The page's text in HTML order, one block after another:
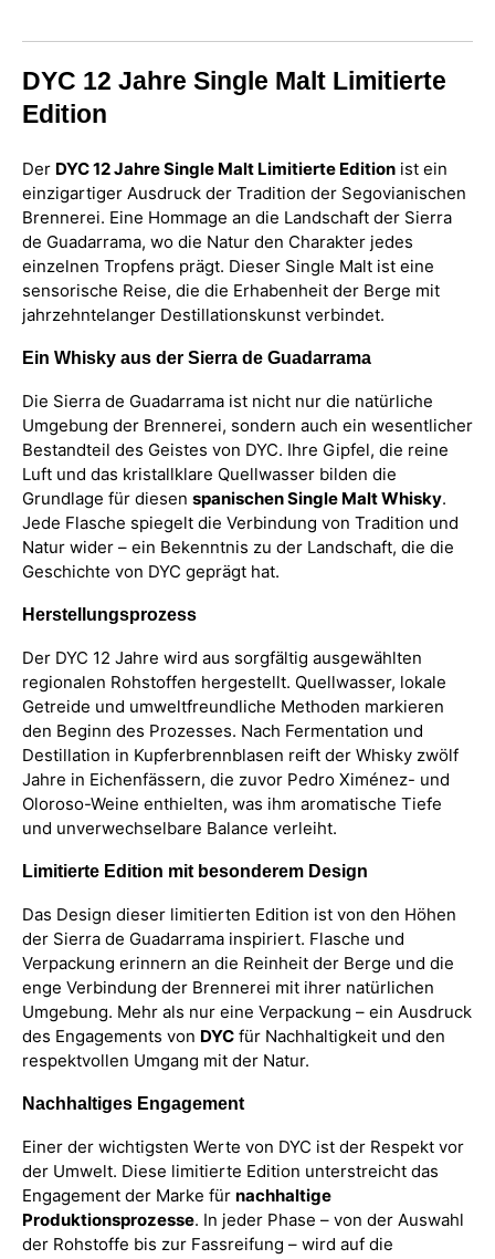
DYC 12 Jahre Single Malt Limitierte
Edition
Der DYC 12 Jahre Single Malt Limitierte Edition ist ein
einzigartiger Ausdruck der Tradition der Segovianischen
Brennerei. Eine Hommage an die Landschaft der Sierra
de Guadarrama, wo die Natur den Charakter jedes
einzelnen Tropfens prägt. Dieser Single Malt ist eine
sensorische Reise, die die Erhabenheit der Berge mit
jahrzehntelanger Destillationskunst verbindet.
Ein Whisky aus der Sierra de Guadarrama
Die Sierra de Guadarrama ist nicht nur die natürliche
Umgebung der Brennerei, sondern auch ein wesentlicher
Bestandteil des Geistes von DYC. Ihre Gipfel, die reine
Luft und das kristallklare Quellwasser bilden die
Grundlage für diesen spanischen Single Malt Whisky.
Jede Flasche spiegelt die Verbindung von Tradition und
Natur wider – ein Bekenntnis zu der Landschaft, die die
Geschichte von DYC geprägt hat.
Herstellungsprozess
Der DYC 12 Jahre wird aus sorgfältig ausgewählten
regionalen Rohstoffen hergestellt. Quellwasser, lokale
Getreide und umweltfreundliche Methoden markieren
den Beginn des Prozesses. Nach Fermentation und
Destillation in Kupferbrennblasen reift der Whisky zwölf
Jahre in Eichenfässern, die zuvor Pedro Ximénez- und
Oloroso-Weine enthielten, was ihm aromatische Tiefe
und unverwechselbare Balance verleiht.
Limitierte Edition mit besonderem Design
Das Design dieser limitierten Edition ist von den Höhen
der Sierra de Guadarrama inspiriert. Flasche und
Verpackung erinnern an die Reinheit der Berge und die
enge Verbindung der Brennerei mit ihrer natürlichen
Umgebung. Mehr als nur eine Verpackung – ein Ausdruck
des Engagements von DYC für Nachhaltigkeit und den
respektvollen Umgang mit der Natur.
Nachhaltiges Engagement
Einer der wichtigsten Werte von DYC ist der Respekt vor
der Umwelt. Diese limitierte Edition unterstreicht das
Engagement der Marke für nachhaltige
Produktionsprozesse. In jeder Phase – von der Auswahl
der Rohstoffe bis zur Fassreifung – wird auf die